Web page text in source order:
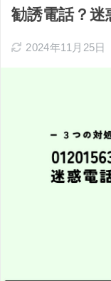
勧誘電話？
2024年11月25日